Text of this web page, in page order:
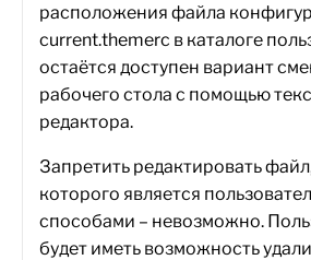
расположения файла
current.themerc в каталоге
остаётся доступен вариант
рабочего стола с помощью
редактора.
Запретить редактировать
которого является
способами – невозможно.
будет иметь возможность